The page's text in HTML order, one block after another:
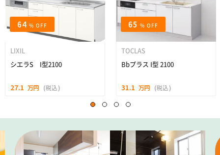
64% OFF
LIXIL
シエラS I型2100
27.1 万円 (税込)
65% OFF
TOCLAS
Bbプラス I型 2100
31.1 万円 (税込)